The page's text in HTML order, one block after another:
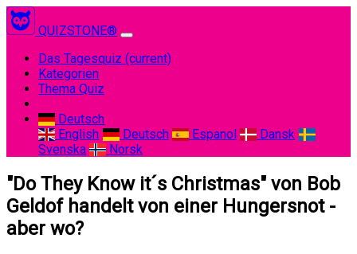
QUIZSTONE®
Das Tagesquiz (current)
Kategorien
Thema Quiz
Deutsch
English
Deutsch Espanol
Dansk
Svenska
Norsk
"Do They Know it´s Christmas" von Bob
Geldof handelt von einer Hungersnot -
aber wo?